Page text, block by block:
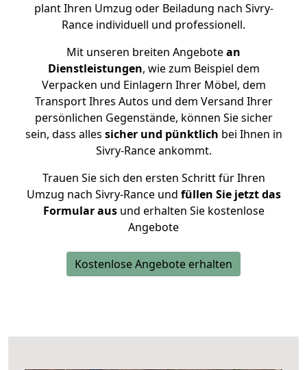
plant Ihren Umzug oder Beiladung nach Sivry-
Rance individuell und professionell.
Mit unseren breiten Angebotean
Dienstleistungen, wie zum Beispiel dem
Verpacken und Einlagern Ihrer Möbel, dem
Transport Ihres Autos und dem Versand Ihrer
persönlichen Gegenstände, können Sie sicher
sein, dass alles sicher und pünktlich bei Ihnen in
Sivry-Rance ankommt.
Trauen Sie sich den ersten Schritt für Ihren
Umzug nach Sivry-Rance und füllen Sie jetzt das
Formular ausund erhalten Sie kostenlose
Angebote
Kostenlose Angebote erhalten